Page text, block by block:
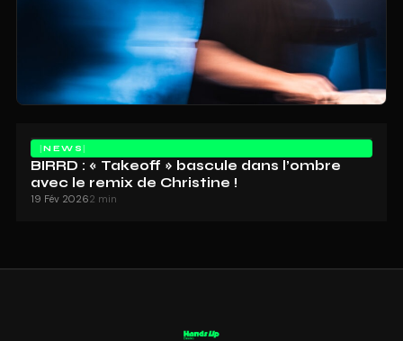
NEWS
BIRRD : « Takeoff » bascule dans l’ombre
avec le remix de Christine !
19 Fév 20262 min